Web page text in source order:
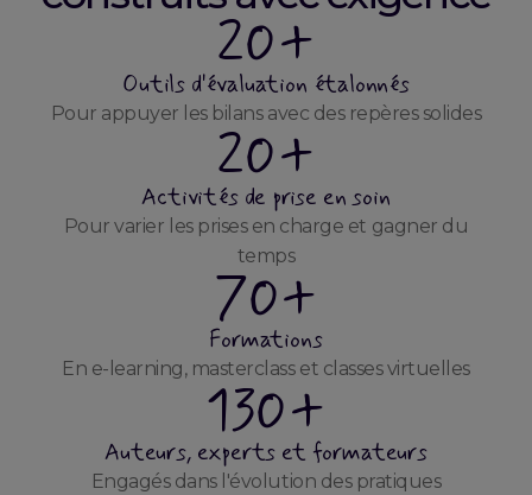
20+
Outils d'évaluation étalonnés
Pour appuyer les bilans avec des repères solides
20+
Activités de prise en soin
Pour varier les prises en charge et gagner du
temps
70+
Formations
En e-learning, masterclass et classes virtuelles
130+
Auteurs, experts et formateurs
Engagés dans l'évolution des pratiques